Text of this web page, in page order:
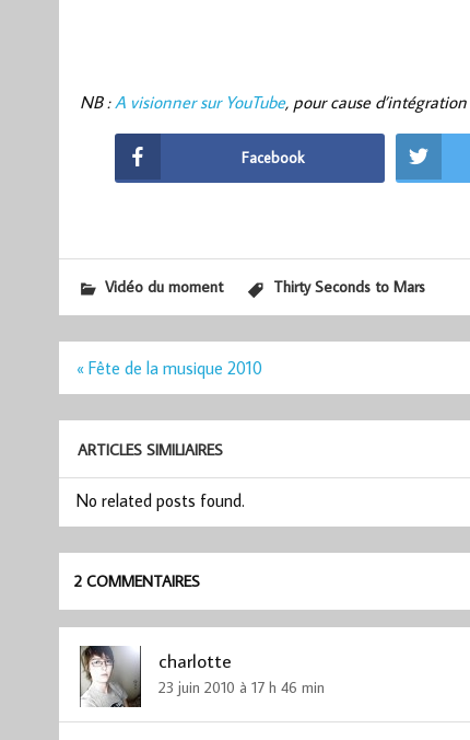
NB :A visionner sur YouTube, pour cause
Facebook
Vidéo du moment Thirty Seconds to Mars
Navigation
« Fête de la musique 2010
ARTICLES SIMILIAIRES
No related posts found.
2 COMMENTAIRES
charlotte
23 juin 2010 à 17 h 46 min